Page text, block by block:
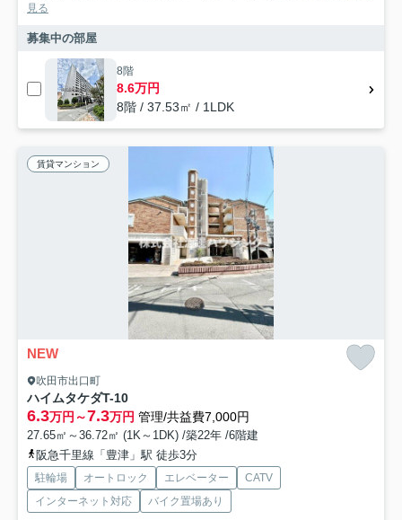
見る
募集中の部屋
8階
8.6万円
8階 / 37.53㎡ / 1LDK
賃貸マンション
NEW
吹田市出口町
ハイムタケダT-10
6.3万円～7.3万円 管理/共益費7,000円
27.65㎡～36.72㎡ (1K～1DK) /築22年 /6階建
阪急千里線「豊津」駅 徒歩3分
駐輪場 オートロック エレベーター
CATV
インターネット対応
バイク置場あり